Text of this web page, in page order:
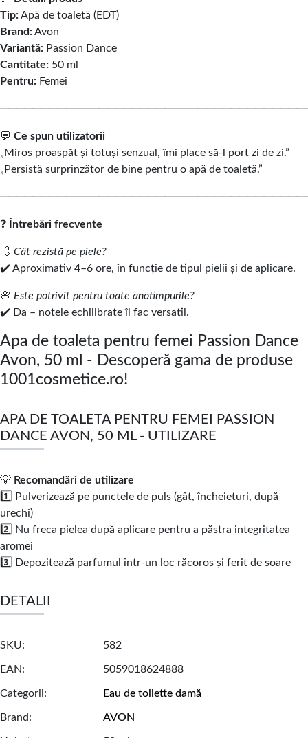
Tip:Apă de toaletă (EDT)
Brand:Avon
Variantă: Passion Dance
Cantitate: 50 ml
Pentru: Femei
💬 Ce spun utilizatorii
„Miros proaspăt și totuși senzual, îmi place să-l port zi de zi.”
„Persistă surprinzător de bine pentru o apă de toaletă.”
❓ Întrebări frecvente
💨 Cât rezistă pe piele?
✔️ Aproximativ 4–6 ore, în funcție de tipul pielii și de aplicare.
🌸 Este potrivit pentru toate anotimpurile?
✔️ Da – notele echilibrate îl fac versatil.
Apa de toaleta pentru femei Passion Dance
Avon, 50 ml - Descoperă gama de produse
1001cosmetice.ro!
APA DE TOALETA PENTRU FEMEI PASSION
DANCE AVON, 50 ML - UTILIZARE
💡 Recomandări de utilizare
1️⃣ Pulverizează pe punctele de puls (gât, încheieturi, după
urechi)
2️⃣ Nu freca pielea după aplicare pentru a păstra integritatea
aromei
3️⃣ Depozitează parfumul într-un loc răcoros și ferit de soare
DETALII
SKU 582
EAN 5059018624888
Categorii Eau de toilette damă
Brand AVON